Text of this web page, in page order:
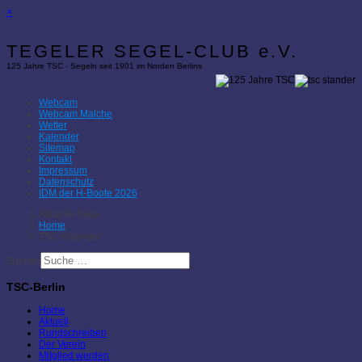
×
TEGELER SEGEL-CLUB e.V.
125 Jahre TSC - Segeln seit 1901 im Norden Berlins
Webcam
Webcam Malche
Wetter
Kalender
Sitemap
Kontakt
Impressum
Datenschutz
IDM der H-Boote 2026
Aktuelle Seite:
Home
TSC-Kalender
Suchen
TSC-Berlin
Home
Aktuell
Rundschreiben
Der Verein
Mitglied werden